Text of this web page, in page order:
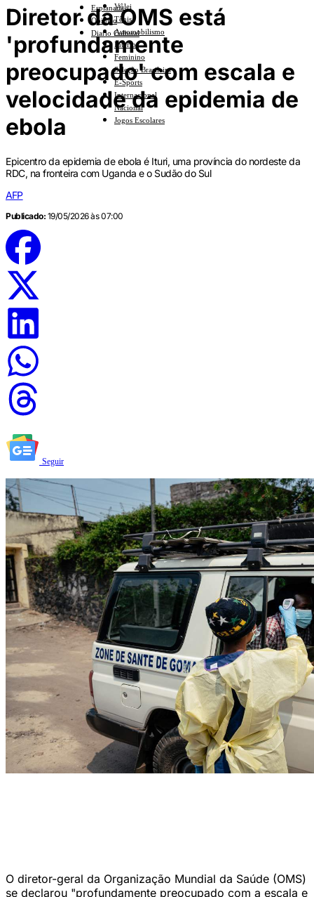
Vôlei
Tênis
Automobilismo
Interior
Feminino
Seleção Brasileira
E-Sports
Internacional
Nacional
Jogos Escolares
Esplanada
Opinião
Diario Cultural
Diretor da OMS está
'profundamente
preocupado' com escala e
velocidade da epidemia de
ebola
Epicentro da epidemia de ebola é Ituri, uma província do nordeste da
RDC, na fronteira com Uganda e o Sudão do Sul
AFP
Publicado: 19/05/2026 às 07:00
Seguir
O diretor-geral da Organização Mundial da Saúde (OMS)
se declarou "profundamente preocupado com a escala e